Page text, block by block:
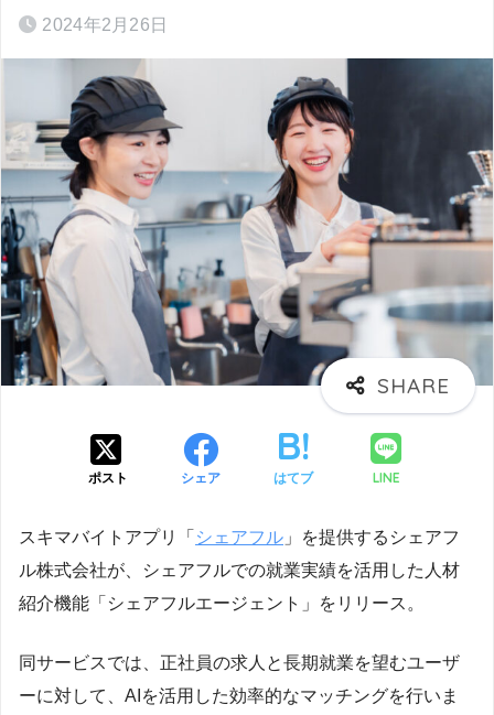
2024年2月26日
ポスト シェア はてブ LINE
スキマバイトアプリ「 シェアフル 」を提供するシェアフ
ル株式会社が、シェアフルでの就業実績を活用した人材
紹介機能「シェアフルエージェント」をリリース。
同サービスでは、正社員の求人と長期就業を望むユーザ
ーに対して、AIを活用した効率的なマッチングを行いま